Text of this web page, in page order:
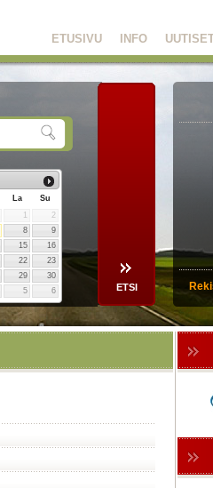
INFO
ETUSIVU
La
Su
2
8
9
15
16
22
23
29
30
5 6